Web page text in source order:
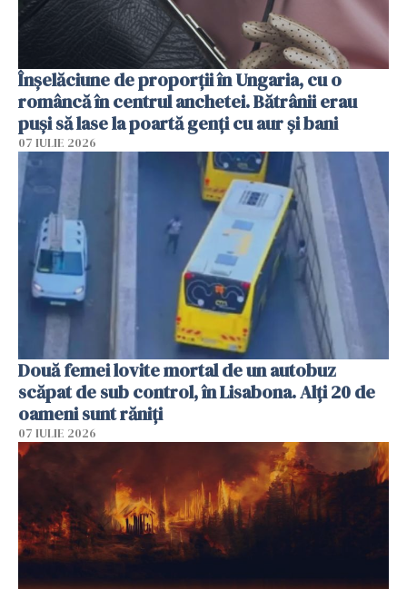
Înșelăciune de proporții în Ungaria, cu o
româncă în centrul anchetei. Bătrânii erau
puși să lase la poartă genți cu aur și bani
07 IULIE 2026
Două femei lovite mortal de un autobuz
scăpat de sub control, în Lisabona. Alți 20 de
oameni sunt răniți
07 IULIE 2026